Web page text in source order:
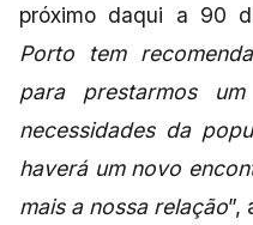
próximo daqui a 90
Porto tem
para prestarmos
necessidades da
haverá um novo
mais a nossa relação”,